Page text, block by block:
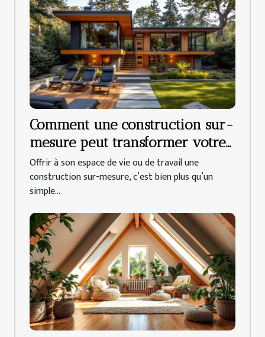
Comment une construction sur-
mesure peut transformer votre
quotidien ?
Offrir à son espace de vie ou de travail une
construction sur-mesure, c’est bien plus qu’un
simple...